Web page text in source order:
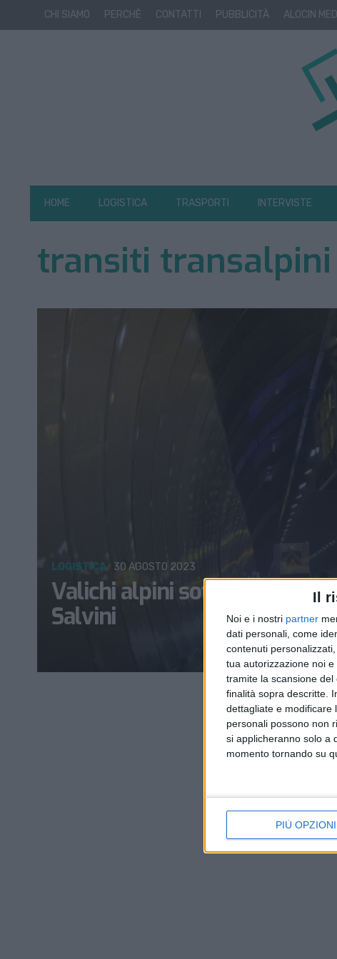
Il
Noi e i nostri partner
dati personali, come
contenuti
tua autorizzazione noi
tramite la scansione
finalità sopra descritte.
dettagliate e modificare
personali possono non
si applicheranno solo a
momento tornando su
PIÙ OPZIONI
CHI SIAMO PERCHÈ CONTATTI PUBBLICITÀ ALOCIN
HOME LOGISTICA TRASPORTI INTERVISTE
transiti transalpini
Valichi alpini sotto
Salvini
LOGISTICA 30 AGOSTO 2023